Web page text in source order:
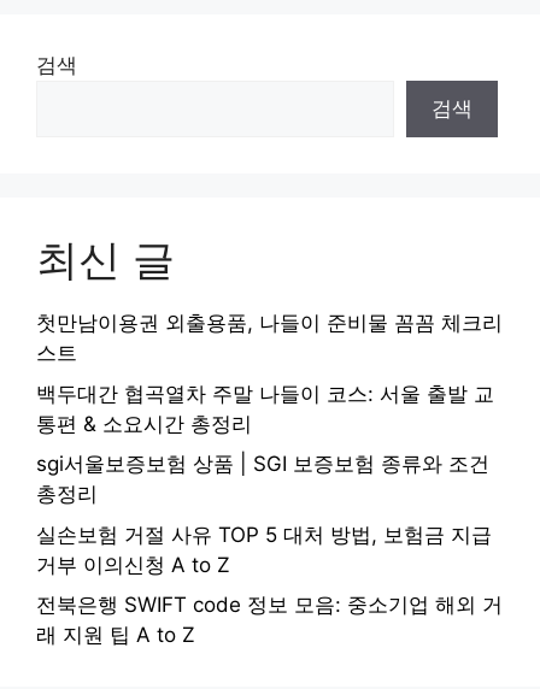
검색
검색
최신 글
첫만남이용권 외출용품, 나들이 준비물 꼼꼼 체크리
스트
백두대간 협곡열차 주말 나들이 코스: 서울 출발 교
통편 & 소요시간 총정리
sgi서울보증보험 상품 | SGI 보증보험 종류와 조건
총정리
실손보험 거절 사유 TOP 5 대처 방법, 보험금 지급
거부 이의신청 A to Z
전북은행 SWIFT code 정보 모음: 중소기업 해외 거
래 지원 팁 A to Z